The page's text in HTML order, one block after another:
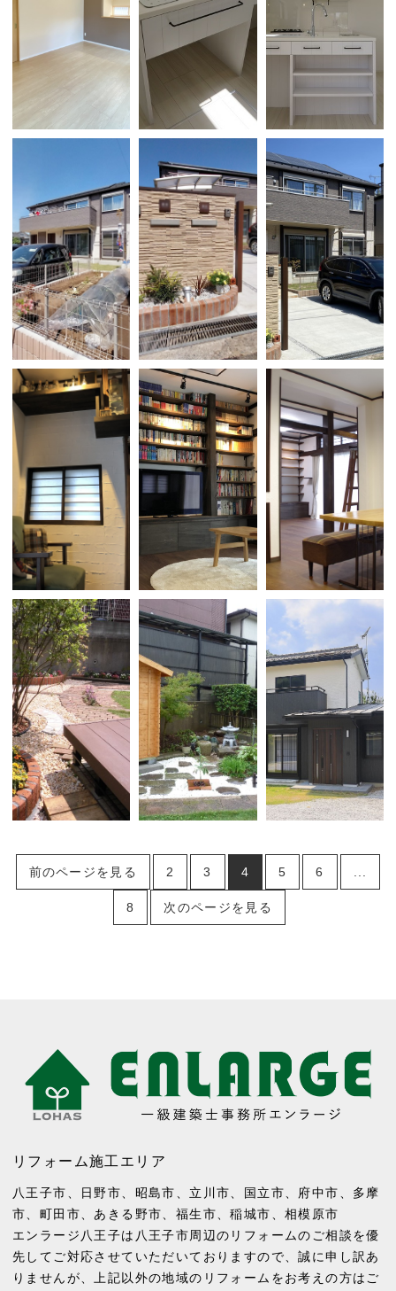
前のページを見る 2 3 4 5 6
8 次のページを見る
リフォーム施工エリア
八王子市、 日野市、 昭島市、 立川市、 国立市、 府中市、 多摩
市、 町田市、あきる野市、 福生市、稲城市、相模原市
エンラージ八王子は八王子市周辺のリフォームのご相談を優
先してご対応させていただいておりますので、誠に申し訳あ
りませんが、上記以外の地域のリフォームをお考えの方はご